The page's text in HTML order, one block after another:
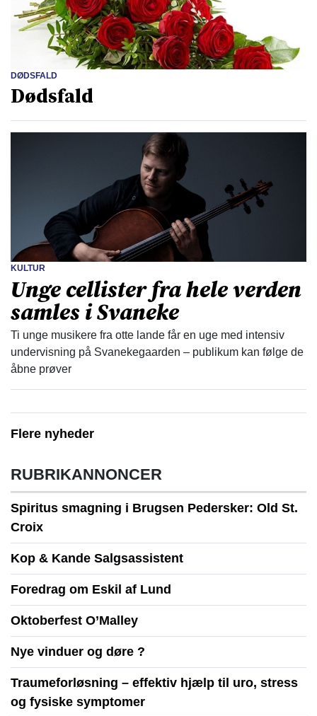
DØDSFALD
Dødsfald
KULTUR
Unge cellister fra hele verden
samles i Svaneke
Ti unge musikere fra otte lande får en uge med intensiv
undervisning på Svanekegaarden – publikum kan følge de
åbne prøver
Flere nyheder
RUBRIKANNONCER
Spiritus smagning i Brugsen Pedersker: Old St.
Croix
Kop & Kande Salgsassistent
Foredrag om Eskil af Lund
Oktoberfest O’Malley
Nye vinduer og døre ?
Traumeforløsning – effektiv hjælp til uro, stress
og fysiske symptomer